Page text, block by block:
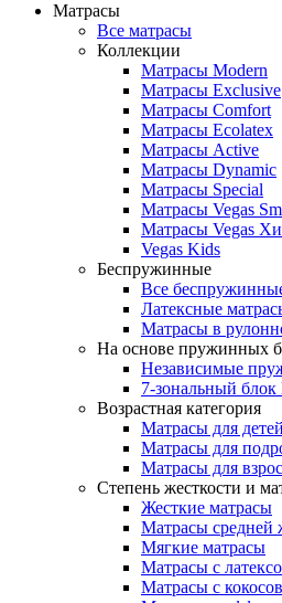
Матрасы
Все матрасы
Коллекции
Матрасы Modern
Матрасы Exclusive
Матрасы Comfort
Матрасы Ecolatex
Матрасы Active
Матрасы Dynamic
Матрасы Special
Матрасы Vegas
Матрасы Vegas
Vegas Kids
Беспружинные
Все
Латексные
Матрасы в
На основе пружинных
Независимые
7-зональный блок
Возрастная категория
Матрасы для детей
Матрасы для
Матрасы для
Степень жесткости и
Жесткие матрасы
Матрасы средней
Мягкие матрасы
Матрасы с
Матрасы с